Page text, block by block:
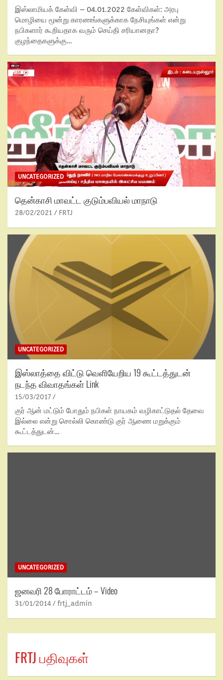
இஸ்லாமியக் கேள்வி – 04.01.2022 கேள்விகள்: அரபு
மொழியை மூன்று காரணங்களுக்காக நேசியுங்கள் என்று
நபிகளார் கூறியதாக வரும் செய்தி சரியானதா?
குழந்தைகளுக்கு…
UNCATEGORIZED
தென்காசி மாவட்ட குடும்பவியல் மாநாடு
28/02/2021 FRTJ
UNCATEGORIZED
இஸ்லாத்தை விட்டு வெளியேறிய 19 கூட்டத்துடன்
நடந்த விவாதங்கள் Link
15/03/2017
குர் ஆன் மட்டும் போதும் நபிகள் நாயகம் வழிகாட்டுதல் தேவை
இல்லை என்று சொல்லி கொண்டு குர் ஆணை மறுக்கும்
கூட்டத்துடன்…
UNCATEGORIZED
ஜனவரி 28 போராட்டம் – Video
31/01/2014 frtj_admin
FRTJ பதிவுகள்